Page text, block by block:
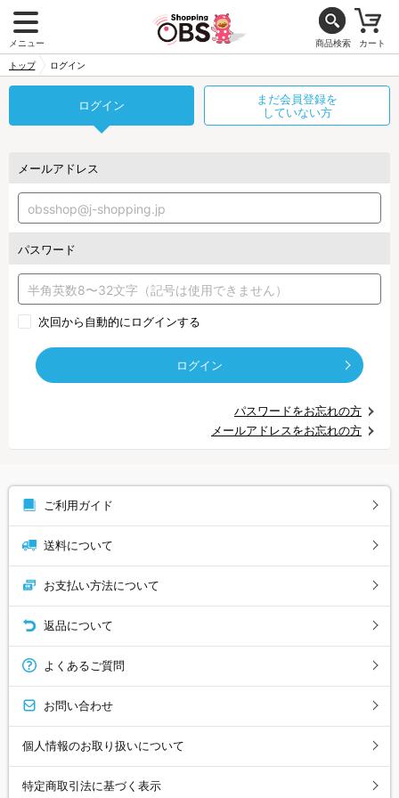
メニュー 商品検索 カート
トップ ログイン
ログイン
まだ会員登録を
していない方
メールアドレス
パスワード
次回から自動的にログインする
ログイン
パスワードをお忘れの方
メールアドレスをお忘れの方
ご利用ガイド
送料について
お支払い方法について
返品について
よくあるご質問
お問い合わせ
個人情報のお取り扱いについて
特定商取引法に基づく表示